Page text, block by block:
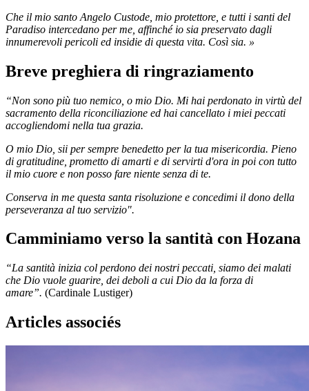
Che il mio santo Angelo Custode, mio protettore, e tutti i santi del
Paradiso intercedano per me, affinché io sia preservato dagli
innumerevoli pericoli ed insidie di questa vita. Così sia. »
Breve preghiera di ringraziamento
“Non sono più tuo nemico, o mio Dio. Mi hai perdonato in virtù del
sacramento della riconciliazione ed hai cancellato i miei peccati
accogliendomi nella tua grazia.
O mio Dio, sii per sempre benedetto per la tua misericordia. Pieno
di gratitudine, prometto di amarti e di servirti d'ora in poi con tutto
il mio cuore e non posso fare niente senza di te.
Conserva in me questa santa risoluzione e concedimi il dono della
perseveranza al tuo servizio".
Camminiamo verso la santità con Hozana
“La santità inizia col perdono dei nostri peccati, siamo dei malati
che Dio vuole guarire, dei deboli a cui Dio da la forza di
amare”. (Cardinale Lustiger)
Articles associés